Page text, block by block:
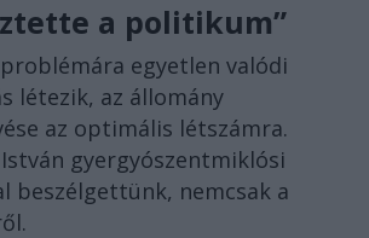
a politikum”
egyetlen valódi
létezik, az állomány
az optimális létszámra.
gyergyószentmiklósi
beszélgettünk, nemcsak a